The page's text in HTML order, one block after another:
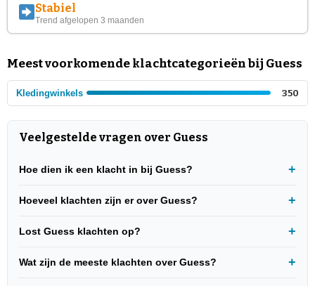
Stabiel
Trend afgelopen 3 maanden
Meest voorkomende klachtcategorieën bij Guess
Kledingwinkels 350
Veelgestelde vragen over Guess
Hoe dien ik een klacht in bij Guess?
Hoeveel klachten zijn er over Guess?
Lost Guess klachten op?
Wat zijn de meeste klachten over Guess?